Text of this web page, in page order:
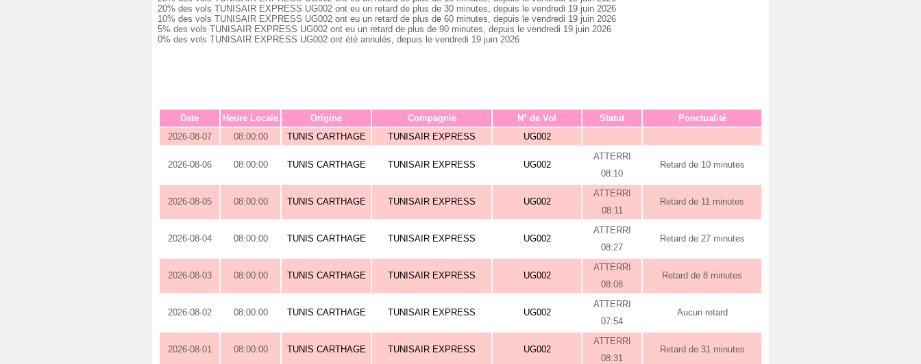
20% des vols TUNISAIR EXPRESS UG002 ont eu un retard de plus de 30 minutes, depuis le vendredi 19 juin 2026
10% des vols TUNISAIR EXPRESS UG002 ont eu un retard de plus de 60 minutes, depuis le vendredi 19 juin 2026
5% des vols TUNISAIR EXPRESS UG002 ont eu un retard de plus de 90 minutes, depuis le vendredi 19 juin 2026
0% des vols TUNISAIR EXPRESS UG002 ont été annulés, depuis le vendredi 19 juin 2026
Date Heure Locale Origine Compagnie N° de Vol Statut
Ponctualité
2026-08-07
08:00:00 TUNIS CARTHAGE TUNISAIR EXPRESS UG002
2026-08-06 08:00:00 TUNIS CARTHAGE TUNISAIR EXPRESS UG002
ATTERRI
08:10
Retard de 10 minutes
2026-08-05 08:00:00 TUNIS CARTHAGE TUNISAIR EXPRESS UG002
ATTERRI
08:11
Retard de 11 minutes
2026-08-04 08:00:00 TUNIS CARTHAGE TUNISAIR EXPRESS UG002
ATTERRI
08:27
Retard de 27 minutes
2026-08-03 08:00:00 TUNIS CARTHAGE TUNISAIR EXPRESS UG002
ATTERRI
08:08
Retard de 8 minutes
2026-08-02 08:00:00 TUNIS CARTHAGE TUNISAIR EXPRESS UG002
ATTERRI
07:54
Aucun retard
2026-08-01 08:00:00 TUNIS CARTHAGE TUNISAIR EXPRESS UG002
ATTERRI
08:31
Retard de 31 minutes